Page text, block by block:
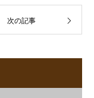
次の記事